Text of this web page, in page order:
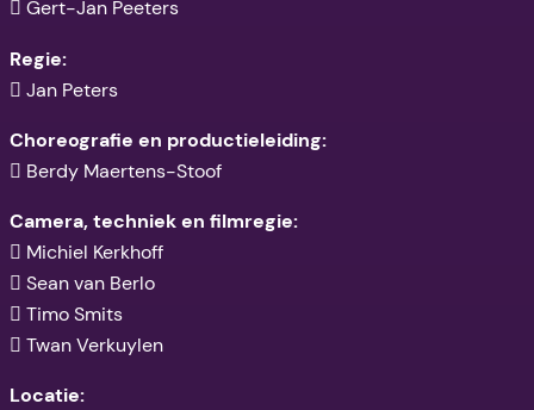
 Gert-Jan Peeters
Regie:
 Jan Peters
Choreografie en productieleiding:
 Berdy Maertens-Stoof
Camera, techniek en filmregie:
 Michiel Kerkhoff
 Sean van Berlo
 Timo Smits
 Twan Verkuylen
Locatie: